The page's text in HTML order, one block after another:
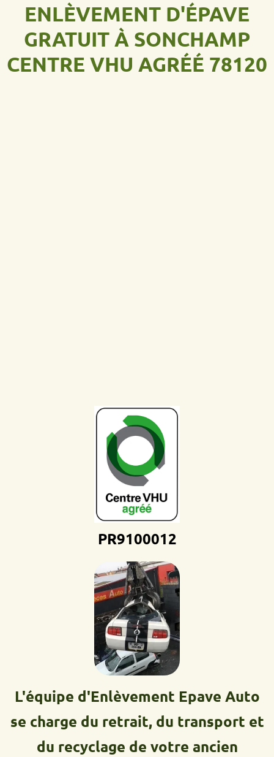
ENLÈVEMENT D'ÉPAVE
GRATUIT À SONCHAMP
CENTRE VHU AGRÉÉ 78120
PR9100012D
L'équipe d'Enlèvement Epave Auto
se charge du retrait, du transport et
du recyclage de votre ancien